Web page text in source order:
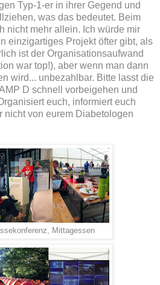
Typ-1-er in ihrer Gegend und
was das bedeutet. Beim
nicht mehr allein. Ich würde mir
einzigartiges Projekt öfter gibt, als
ist der Organisationsaufwand
war top!), aber wenn man dann
wird... unbezahlbar. Bitte lasst die
D schnell vorbeigehen und
euch, informiert euch
nicht von eurem Diabetologen
Mittagessen